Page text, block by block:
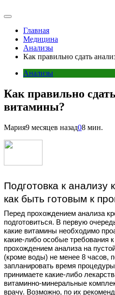
Главная
Медицина
Анализы
Как правильно сдать
Анализы
Как правильно
витамины?
Мария9 месяцев назад08 мин.
Подготовка к анализу
как быть готовым к
Перед прохождением анализа
подготовиться. В первую
какие витамины необходимо
какие-либо особые требования
прохождением анализа на
(кроме воды) не менее 8 часов,
запланировать время
принимаете какие-либо
витаминно-минеральные
врачу. Возможно, по их